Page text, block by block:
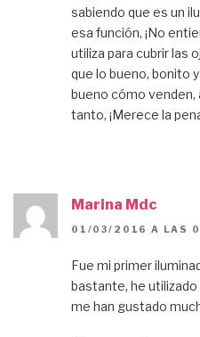
sabiendo que es un
esa función, ¡No
utiliza para cubrir las
que lo bueno, bonito
bueno cómo venden,
tanto, ¡Merece la
Marina Mdc
01/03/2016 A LAS
Fue mi primer
bastante, he
me han gustado